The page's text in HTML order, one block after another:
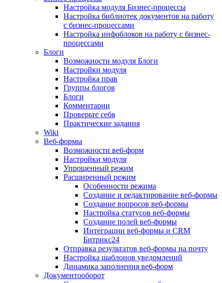
Настройка модуля Бизнес-процессы
Настройка библиотек документов на работу
с бизнес-процессами
Настройка инфоблоков на работу с бизнес-
процессами
Блоги
Возможности модуля Блоги
Настройки модуля
Настройка прав
Группы блогов
Блоги
Комментарии
Проверьте себя
Практические задания
Wiki
Веб-формы
Возможности веб-форм
Настройки модуля
Упрощенный режим
Расширенный режим
Особенности режима
Создание и редактирование веб-формы
Создание вопросов веб-формы
Настройка статусов веб-формы
Создание полей веб-формы
Интеграции веб-формы и CRM
Битрикс24
Отправка результатов веб-формы на почту
Настройка шаблонов уведомлений
Динамика заполнения веб-форм
Документооборот